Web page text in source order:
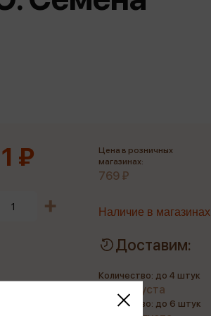
₽
Цена в розничных
магазинах:
769 ₽
Наличие в магазинах
Доставим:
Количество: до 4 штук
до 9 августа
Количество: до 6 штук